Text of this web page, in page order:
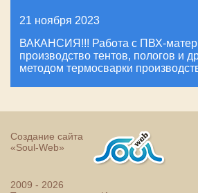
21 ноября 2023
ВАКАНСИЯ!!! Работа с ПВХ-
производство тентов, пологов и
методом термосварки
Создание сайта
«Soul-Web»
2009 - 2026